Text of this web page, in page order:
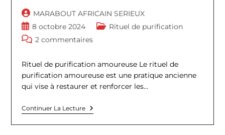
Auteur/autrice
de
la
publication :
MARABOUT AFRICAIN SERIEUX
Publication
publiée :
8 octobre 2024
PostRituel de purification
Commentaires
la
publication :
2 commentaires
Rituel de purification amoureuse Le rituel de
purification amoureuse est une pratique ancienne
qui vise à restaurer et renforcer les…
Continuer La LectureLe
Rituel
De